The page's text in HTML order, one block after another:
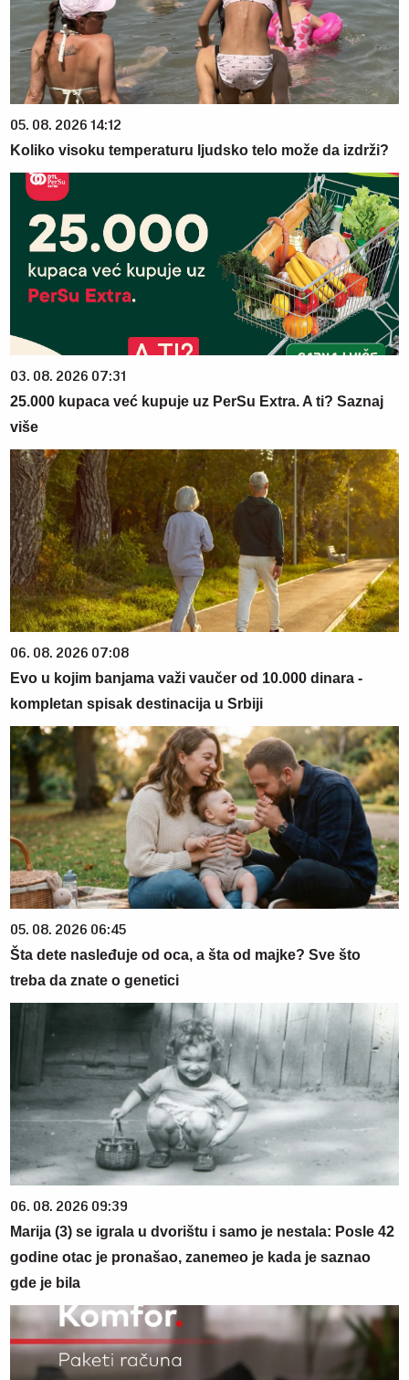
05. 08. 2026 14:12
Koliko visoku temperaturu ljudsko telo može da izdrži?
03. 08. 2026 07:31
25.000 kupaca već kupuje uz PerSu Extra. A ti? Saznaj
više
06. 08. 2026 07:08
Evo u kojim banjama važi vaučer od 10.000 dinara -
kompletan spisak destinacija u Srbiji
05. 08. 2026 06:45
Šta dete nasleđuje od oca, a šta od majke? Sve što
treba da znate o genetici
06. 08. 2026 09:39
Marija (3) se igrala u dvorištu i samo je nestala: Posle 42
godine otac je pronašao, zanemeo je kada je saznao
gde je bila